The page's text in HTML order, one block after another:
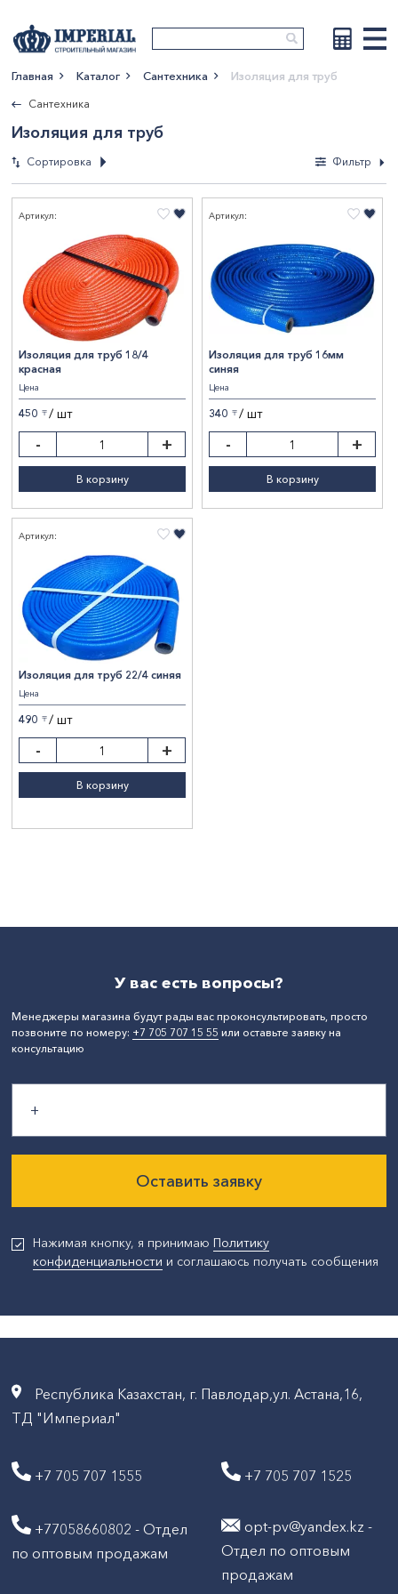
Главная Каталог Сантехника Изоляция для труб
Сантехника
Изоляция для труб
Фильтр
Сортировка
По возрастанию
цены
По убыванию цены
По наименованию
СтранаПроисхождения
РОССИЯ 3
Бренд
Valfex Показать результаты
Сбросить фильтры
Артикул:
Изоляция для труб 18/4
красная
Цена
450 〒 / шт
- +
В корзину
Артикул:
Изоляция для труб 16мм
синяя
Цена
340 〒 / шт
- +
В корзину
Артикул:
Изоляция для труб 22/4 синяя
Цена
490 〒 / шт
- +
В корзину
У вас есть вопросы?
Менеджеры магазина будут рады вас проконсультировать, просто
позвоните по номеру: +7 705 707 15 55 или оставьте заявку на
консультацию
Оставить заявку
Нажимая кнопку, я принимаю Политику
конфиденциальности и соглашаюсь получать сообщения
Республика Казахстан, г. Павлодар,ул. Астана,16,
ТД "Империал"
+7 705 707 1555 +7 705 707 1525
+77058660802 - Отдел
по оптовым продажам
opt-pv@yandex.kz -
Отдел по оптовым
продажам